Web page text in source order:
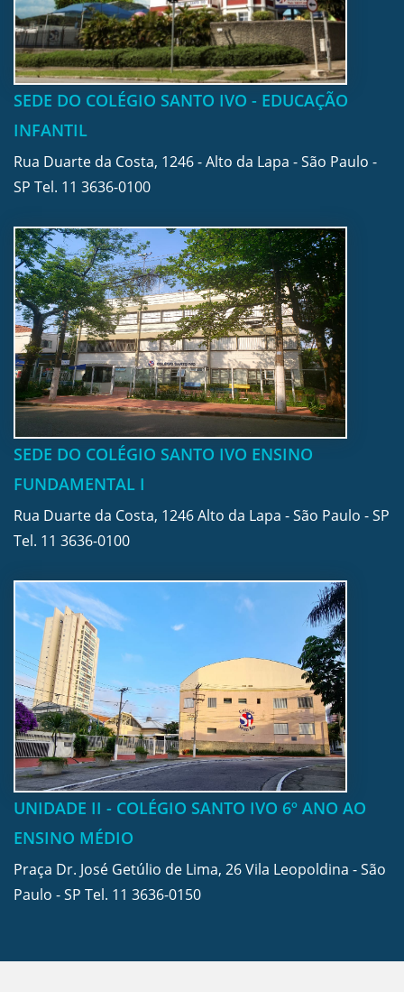
SEDE DO COLÉGIO SANTO IVO - EDUCAÇÃO
INFANTIL
Rua Duarte da Costa, 1246 - Alto da Lapa - São Paulo -
SP Tel. 11 3636-0100
SEDE DO COLÉGIO SANTO IVO ENSINO
FUNDAMENTAL I
Rua Duarte da Costa, 1246 Alto da Lapa - São Paulo - SP
Tel. 11 3636-0100
UNIDADE II - COLÉGIO SANTO IVO 6º ANO AO
ENSINO MÉDIO
Praça Dr. José Getúlio de Lima, 26 Vila Leopoldina - São
Paulo - SP Tel. 11 3636-0150